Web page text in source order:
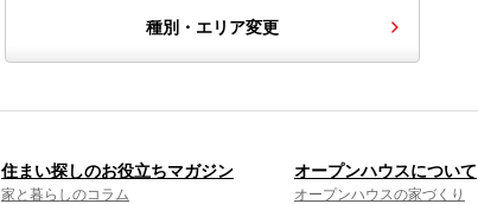
種別・エリア変更
住まい探しのお役立ちマガジン
家と暮らしのコラム
オープンハウスについて
オープンハウスの家づくり